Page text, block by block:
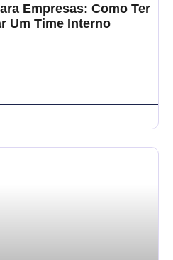
Empresas: Como Ter
Um Time Interno